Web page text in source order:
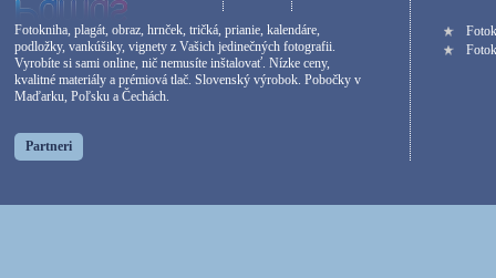
Partneri
Fotokniha, plagát, obraz, hrnček, tričká, prianie, kalendáre,
podložky, vankúšiky, vignety z Vašich jedinečných fotografii.
Vyrobíte si sami online, nič nemusíte inštalovať. Nízke ceny,
kvalitné materiály a prémiová tlač. Slovenský výrobok. Pobočky v
Maďarku, Poľsku a Čechách.